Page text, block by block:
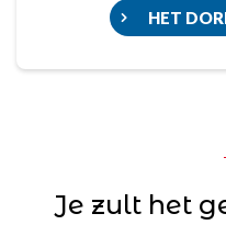
HET
Je zult het